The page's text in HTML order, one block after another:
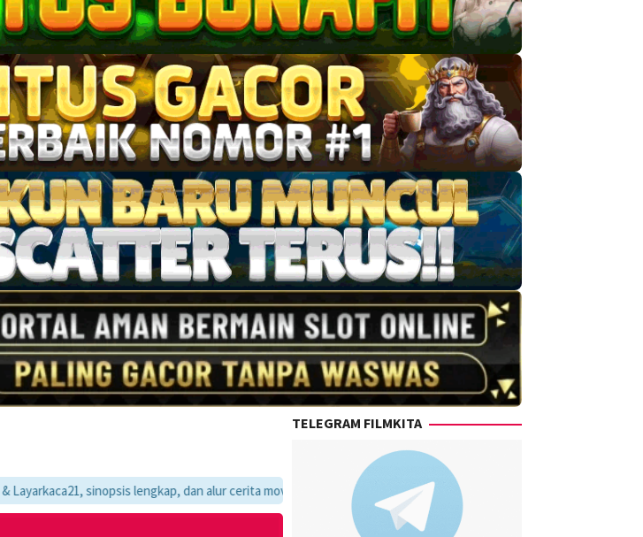
lengkap, dan alur cerita movie favoritmu dalam satu tempat yang praktis dan update setiap hari.
TELEGRAM FILMKITA